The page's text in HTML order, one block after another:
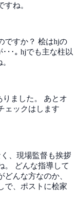
すね。
ですか？ 桧はhjの
･･｡ hjでも主な柱以
ました。 あとオ
ェックはします
、現場監督も挨拶
。
どんな指導して
どんな方なのか、
で、ポストに桧家